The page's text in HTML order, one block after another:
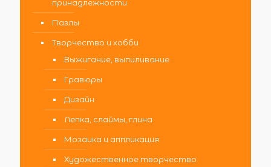
принадлежности
Пазлы
Творчество и хобби
Выжигание, выпиливание
Гравюры
Дизайн
Лепка, слаймы, глина
Мозаика и аппликация
Художественное творчество